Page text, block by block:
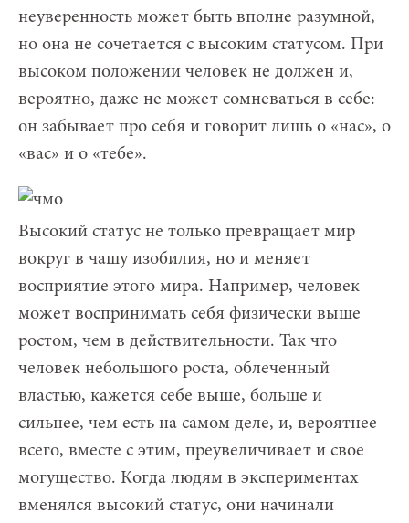
неуверенность может быть вполне разумной,
но она не сочетается с высоким статусом. При
высоком положении человек не должен и,
вероятно, даже не может сомневаться в себе:
он забывает про себя и говорит лишь о «нас», о
«вас» и о «тебе».
Высокий статус не только превращает мир
вокруг в чашу изобилия, но и меняет
восприятие этого мира. Например, человек
может воспринимать себя физически выше
ростом, чем в действительности. Так что
человек небольшого роста, облеченный
властью, кажется себе выше, больше и
сильнее, чем есть на самом деле, и, вероятнее
всего, вместе с этим, преувеличивает и свое
могущество. Когда людям в экспериментах
вменялся высокий статус, они начинали